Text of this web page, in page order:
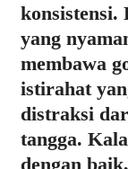
konsistensi.
yang
membawa
istirahat
distraksi
tangga.
dengan